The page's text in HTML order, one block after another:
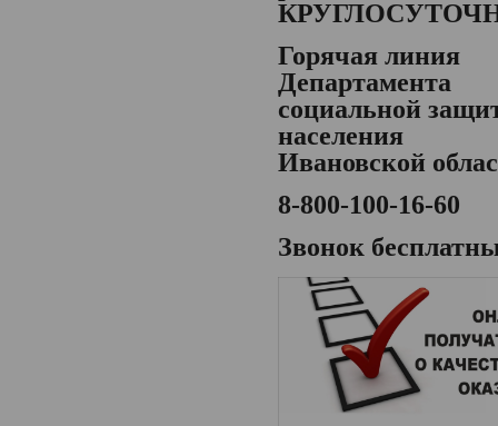
Горячая линия
Департамента
социальной
населения
Ивановской
8-800-100-16-60
Звонок